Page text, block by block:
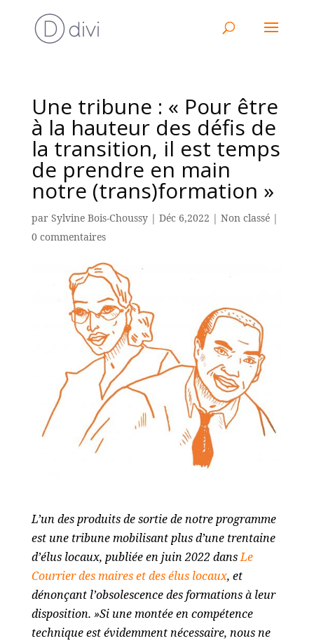
Une tribune : « Pour être
à la hauteur des défis de
la transition, il est temps
de prendre en main
notre (trans)formation »
par Sylvine Bois-Choussy| Déc 6,2022 | Non classé|
0 commentaires
L’un des produits de sortie de notre programme
est une tribune mobilisant plus d’une trentaine
d’élus locaux, publiée en juin 2022 dansLe
Courrier des maires et des élus locaux, et
dénonçant l’obsolescence des formations à leur
disposition. »Si une montée en compétence
technique est évidemment nécessaire, nous ne